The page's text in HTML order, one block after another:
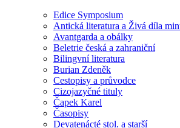
Edice Symposium
Antická literatura a Živá díla
Avantgarda a obálky
Beletrie česká a zahraniční
Bilingvní literatura
Burian Zdeněk
Cestopisy a průvodce
Cizojazyčné tituly
Čapek Karel
Časopisy
Devatenácté stol. a starší